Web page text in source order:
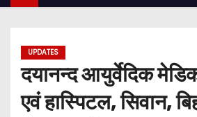
UPDATES
दयानन्द आयुर्वेदिक
एवं हास्पिटल, सिवान,